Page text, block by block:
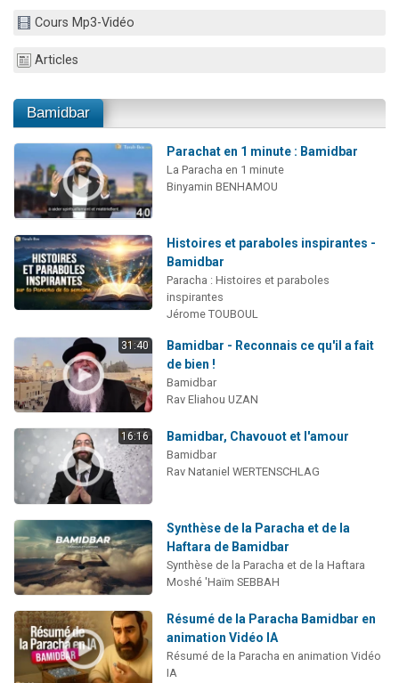
Cours Mp3-Vidéo
Articles
Bamidbar
Parachat en 1 minute : Bamidbar
La Paracha en 1 minute
Binyamin BENHAMOU
Histoires et paraboles inspirantes -
Bamidbar
Paracha : Histoires et paraboles
inspirantes
Jérome TOUBOUL
31:40
Bamidbar - Reconnais ce qu'il a fait
de bien !
Bamidbar
Rav Eliahou UZAN
16:16 Bamidbar, Chavouot et l'amour
Bamidbar
Rav Nataniel WERTENSCHLAG
Synthèse de la Paracha et de la
Haftara de Bamidbar
Synthèse de la Paracha et de la Haftara
Moshé 'Haïm SEBBAH
Résumé de la Paracha Bamidbar en
animation Vidéo IA
Résumé de la Paracha en animation Vidéo
IA